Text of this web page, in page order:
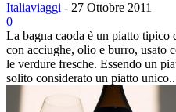
Italiaviaggi - 27 Ottobre 2011
0
La bagna caoda è un piatto tipico
con acciughe, olio e burro, usato
le verdure fresche. Essendo un
solito considerato un piatto